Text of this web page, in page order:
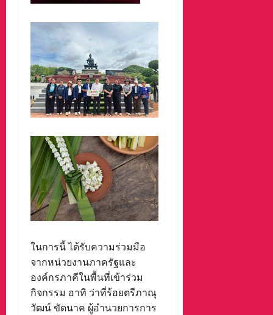
ในการนี้ ได้รับความร่วมมือ
จากหน่วยงานภาครัฐและ
องค์กรภาคีในพื้นที่เข้าร่วม
กิจกรรม อาทิ ว่าที่ร้อยตรีภาณุ
วัฒน์ ขัดนาค ผู้อำนวยการการ